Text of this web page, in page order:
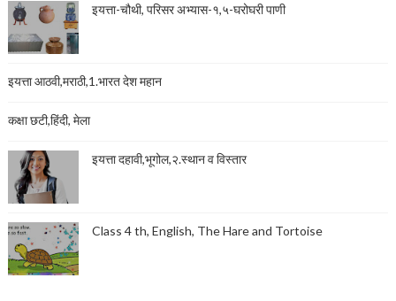
इयत्ता-चौथी, परिसर अभ्यास-१,५-घरोघरी पाणी
इयत्ता आठवी,मराठी,1.भारत देश महान
कक्षा छटी,हिंदी, मेला
इयत्ता दहावी,भूगोल,२.स्थान व विस्तार
Class 4 th, English, The Hare and Tortoise